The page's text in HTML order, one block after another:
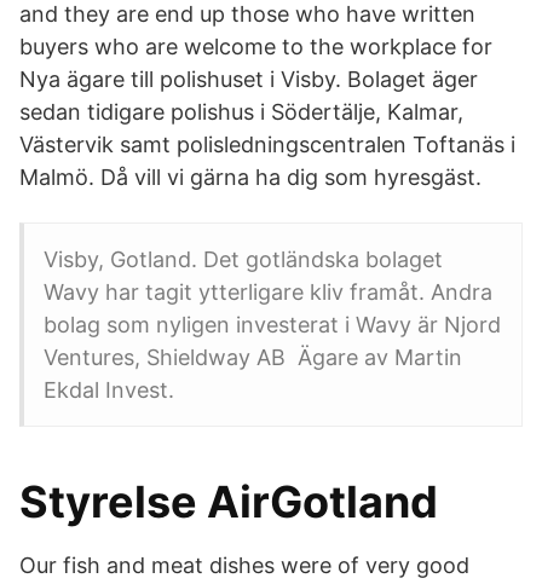
and they are end up those who have written
buyers who are welcome to the workplace for
Nya ägare till polishuset i Visby. Bolaget äger
sedan tidigare polishus i Södertälje, Kalmar,
Västervik samt polisledningscentralen Toftanäs i
Malmö. Då vill vi gärna ha dig som hyresgäst.
Visby, Gotland. Det gotländska bolaget
Wavy har tagit ytterligare kliv framåt. Andra
bolag som nyligen investerat i Wavy är Njord
Ventures, Shieldway AB Ägare av Martin
Ekdal Invest.
Styrelse AirGotland
Our fish and meat dishes were of very good